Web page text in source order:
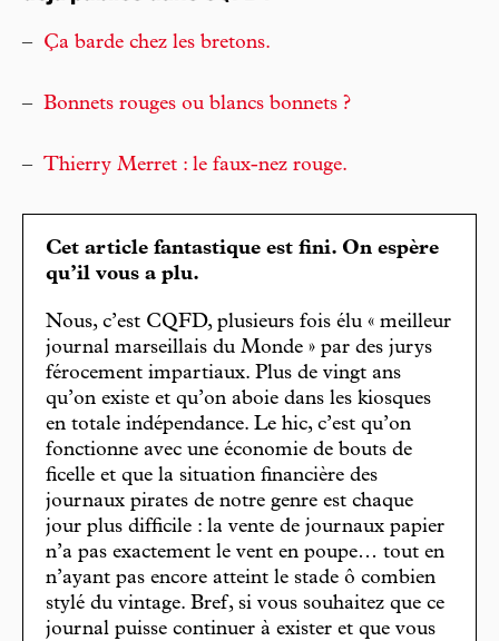
– Ça barde chez les bretons.
– Bonnets rouges ou blancs bonnets ?
– Thierry Merret : le faux-nez rouge.
Cet article fantastique est fini. On espère
qu’il vous a plu.
Nous, c’est CQFD, plusieurs fois élu « meilleur
journal marseillais du Monde » par des jurys
férocement impartiaux. Plus de vingt ans
qu’on existe et qu’on aboie dans les kiosques
en totale indépendance. Le hic, c’est qu’on
fonctionne avec une économie de bouts de
ficelle et que la situation financière des
journaux pirates de notre genre est chaque
jour plus difficile : la vente de journaux papier
n’a pas exactement le vent en poupe… tout en
n’ayant pas encore atteint le stade ô combien
stylé du vintage. Bref, si vous souhaitez que ce
journal puisse continuer à exister et que vous